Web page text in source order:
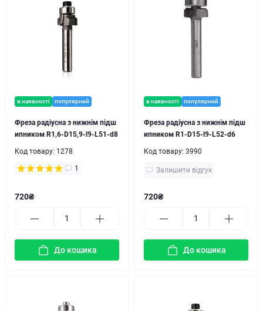
в наявності популярний
Фреза радіусна з нижнім підш
ипником R1,6-D15,9-l9-L51-d8
Код товару: 1278
1
720₴
До кошика
в наявності популярний
Фреза радіусна з нижнім підш
ипником R1-D15-l9-L52-d6
Код товару: 3990
Залишити відгук
720₴
До кошика